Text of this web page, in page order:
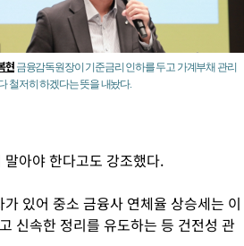
현 금융감독원장이 기준금리 인하를 두고 가계부채 관리
철저히 하겠다는 뜻을 내놨다.
아야 한다고도 강조했다.
있어 중소 금융사 연체율 상승세는 이
신속한 정리를 유도하는 등 건전성 관